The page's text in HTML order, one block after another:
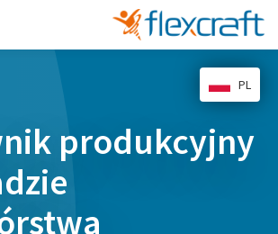
produkcyjny
PL